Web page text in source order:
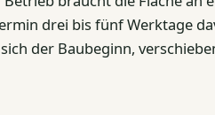
drei bis fünf Werktage
der Baubeginn,